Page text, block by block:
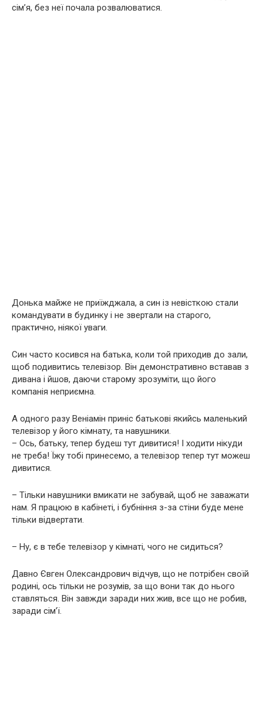
сім’я, без неї почала розвалюватися.
Донька майже не приїжджала, а син із невісткою стали
командувати в будинку і не звертали на старого,
практично, ніякої уваги.
Син часто косився на батька, коли той приходив до зали,
щоб подивитись телевізор. Він демонстративно вставав з
дивана і йшов, даючи старому зрозуміти, що його
компанія неприємна.
А одного разу Веніамін приніс батькові якийсь маленький
телевізор у його кімнату, та навушники.
– Ось, батьку, тепер будеш тут дивитися! І ходити нікуди
не треба! Їжу тобі принесемо, а телевізор тепер тут можеш
дивитися.
– Тільки навушники вмикати не забувай, щоб не заважати
нам. Я працюю в кабінеті, і бубніння з-за стіни буде мене
тільки відвертати.
– Ну, є в тебе телевізор у кімнаті, чого не сидиться?
Давно Євген Олександрович відчув, що не потрібен своїй
родині, ось тільки не розумів, за що вони так до нього
ставляться. Він завжди заради них жив, все що не робив,
заради сім’ї.